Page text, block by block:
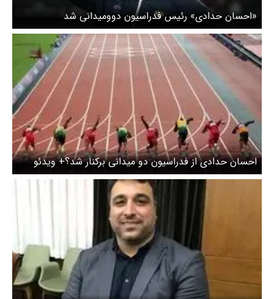
«احسان حدادی» رئیس فدراسیون دوومیدانی شد
احسان حدادی از فدراسیون دو میدانی برکنار شد؟+ ویدئو